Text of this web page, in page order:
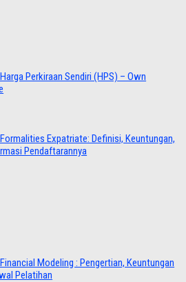
Perkiraan Sendiri (HPS) – Own
Expatriate: Definisi, Keuntungan,
Pendaftarannya
Modeling : Pengertian, Keuntungan
Pelatihan